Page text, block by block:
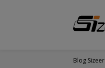
Blog Sizeer